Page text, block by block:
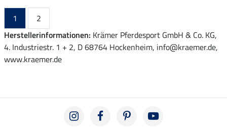
1
2
Herstellerinformationen: Krämer Pferdesport GmbH & Co. KG,
4. Industriestr. 1 + 2, D 68764 Hockenheim, info@kraemer.de,
www.kraemer.de